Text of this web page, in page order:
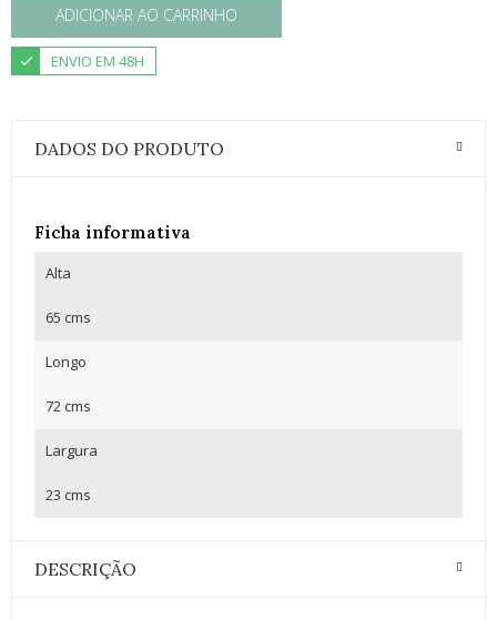
ADICIONAR AO CARRINHO
ENVIO EM 48H
DADOS DO PRODUTO
Ficha informativa
Alta
65 cms
Longo
72 cms
Largura
23 cms
DESCRIÇÃO